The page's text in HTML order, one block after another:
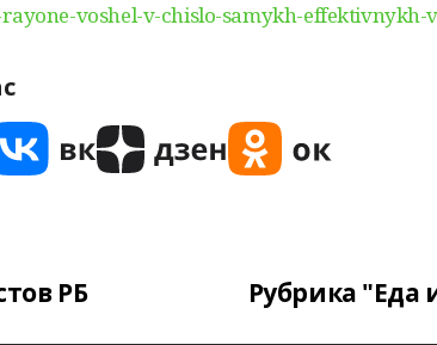
voshel-v-chislo-samykh-effektivnykh-
РБ Рубрика "Еда